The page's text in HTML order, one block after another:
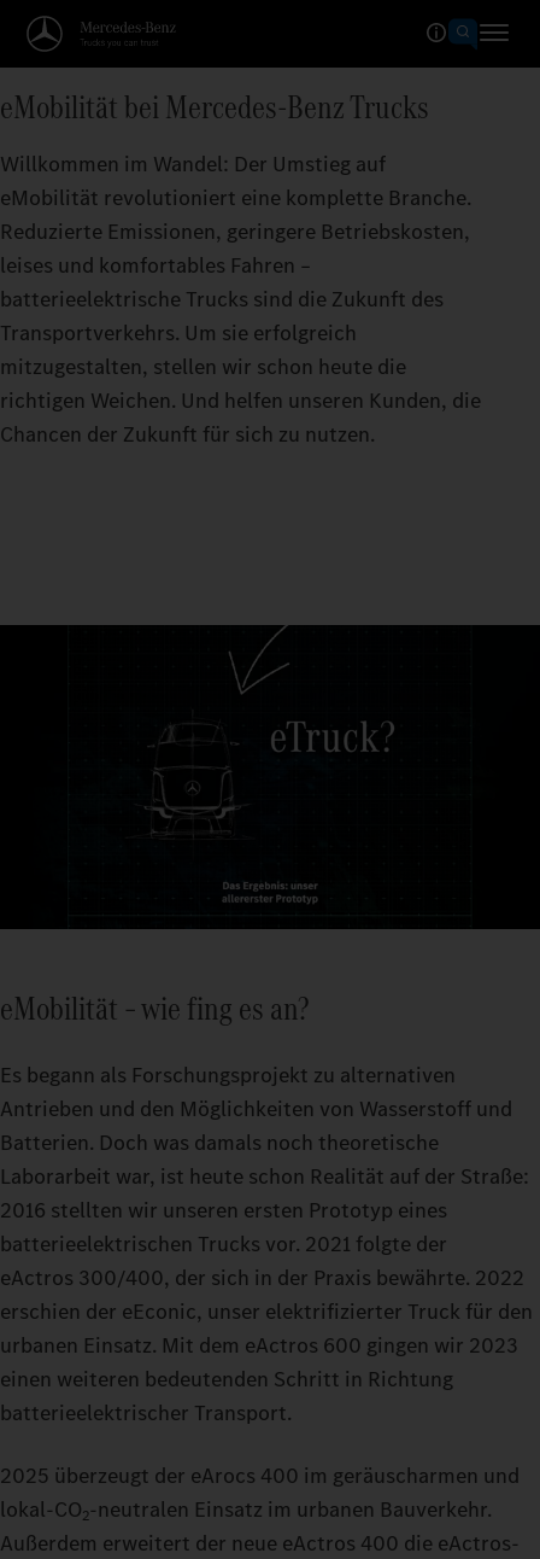
eMobilität bei Mercedes‑Benz Trucks
Willkommen im Wandel: Der Umstieg auf
eMobilität revolutioniert eine komplette Branche.
Reduzierte Emissionen, geringere Betriebskosten,
leises und komfortables Fahren –
batterieelektrische Trucks sind die Zukunft des
Transportverkehrs. Um sie erfolgreich
mitzugestalten, stellen wir schon heute die
richtigen Weichen. Und helfen unseren Kunden, die
Chancen der Zukunft für sich zu nutzen.
eMobilität – wie fing es an?
Es begann als Forschungsprojekt zu alternativen
Antrieben und den Möglichkeiten von Wasserstoff und
Batterien. Doch was damals noch theoretische
Laborarbeit war, ist heute schon Realität auf der Straße:
2016 stellten wir unseren ersten Prototyp eines
batterieelektrischen Trucks vor. 2021 folgte der
eActros 300/400, der sich in der Praxis bewährte. 2022
erschien der eEconic, unser elektrifizierter Truck für den
urbanen Einsatz. Mit dem eActros 600 gingen wir 2023
einen weiteren bedeutenden Schritt in Richtung
batterieelektrischer Transport.
2025 überzeugt der eArocs 400 im geräuscharmen und
lokal-CO2‑neutralen Einsatz im urbanen Bauverkehr.
Außerdem erweitert der neue eActros 400 die eActros-